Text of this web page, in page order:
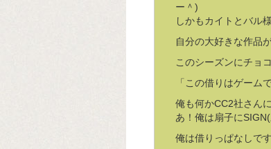
ー＾)
しかもカイトとバ
自分の大好きな作品
このシーズンにチョ
「この借りはゲーム
俺も何かCC2社さん
あ！俺は扇子に
俺は借りっぱなしで